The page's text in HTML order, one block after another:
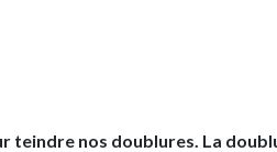
teindre nos doublures. La